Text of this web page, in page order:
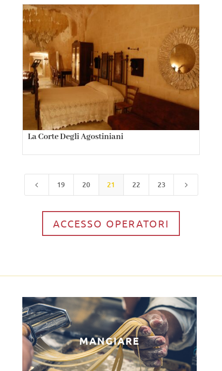
La Corte Degli Agostiniani
4 19 20 21 22 23 5
ACCESSO OPERATORI
MANGIARE